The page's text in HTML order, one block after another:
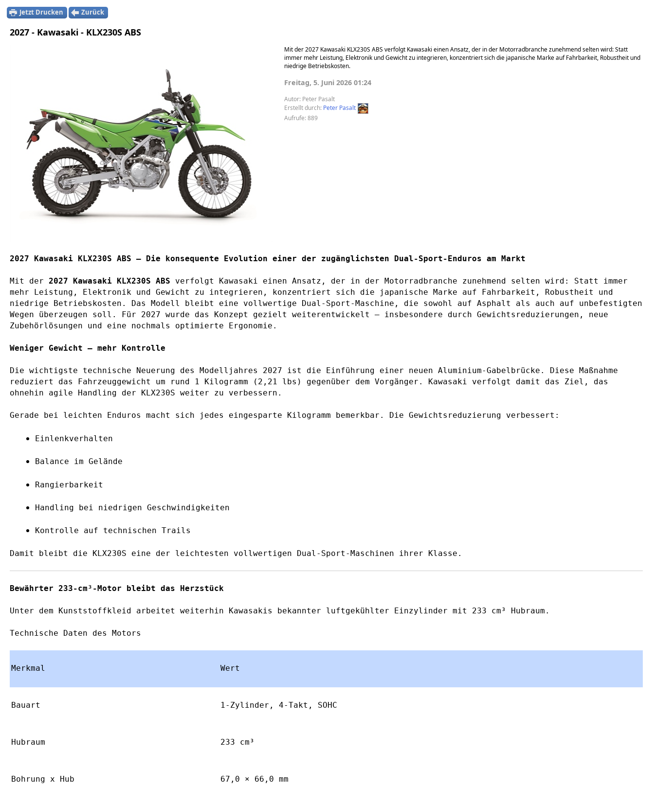
Jetzt Drucken Zurück
2027 - Kawasaki - KLX230S ABS
Mit der 2027 Kawasaki KLX230S ABS verfolgt Kawasaki einen Ansatz, der in der Motorradbranche zunehmend selten wird: Statt
immer mehr Leistung, Elektronik und Gewicht zu integrieren, konzentriert sich die japanische Marke auf Fahrbarkeit, Robustheit und
niedrige Betriebskosten.
Freitag, 5. Juni 2026 01:24
Autor: Peter Pasalt
Erstellt durch: Peter Pasalt
Aufrufe: 889
2027 Kawasaki KLX230S ABS – Die konsequente Evolution einer der zugänglichsten Dual-Sport-Enduros am Markt
Mit der 2027 Kawasaki KLX230S ABS verfolgt Kawasaki einen Ansatz, der in der Motorradbranche zunehmend selten wird: Statt immer
mehr Leistung, Elektronik und Gewicht zu integrieren, konzentriert sich die japanische Marke auf Fahrbarkeit, Robustheit und
niedrige Betriebskosten. Das Modell bleibt eine vollwertige Dual-Sport-Maschine, die sowohl auf Asphalt als auch auf unbefestigten
Wegen überzeugen soll. Für 2027 wurde das Konzept gezielt weiterentwickelt – insbesondere durch Gewichtsreduzierungen, neue
Zubehörlösungen und eine nochmals optimierte Ergonomie.
Weniger Gewicht – mehr Kontrolle
Die wichtigste technische Neuerung des Modelljahres 2027 ist die Einführung einer neuen Aluminium-Gabelbrücke. Diese Maßnahme
reduziert das Fahrzeuggewicht um rund 1 Kilogramm (2,21 lbs) gegenüber dem Vorgänger. Kawasaki verfolgt damit das Ziel, das
ohnehin agile Handling der KLX230S weiter zu verbessern.
Gerade bei leichten Enduros macht sich jedes eingesparte Kilogramm bemerkbar. Die Gewichtsreduzierung verbessert:
Einlenkverhalten
Balance im Gelände
Rangierbarkeit
Handling bei niedrigen Geschwindigkeiten
Kontrolle auf technischen Trails
Damit bleibt die KLX230S eine der leichtesten vollwertigen Dual-Sport-Maschinen ihrer Klasse.
Bewährter 233-cm³-Motor bleibt das Herzstück
Unter dem Kunststoffkleid arbeitet weiterhin Kawasakis bekannter luftgekühlter Einzylinder mit 233 cm³ Hubraum.
Technische Daten des Motors
Merkmal Wert
Bauart 1-Zylinder, 4-Takt, SOHC
Hubraum 233 cm³
Bohrung x Hub 67,0 × 66,0 mm